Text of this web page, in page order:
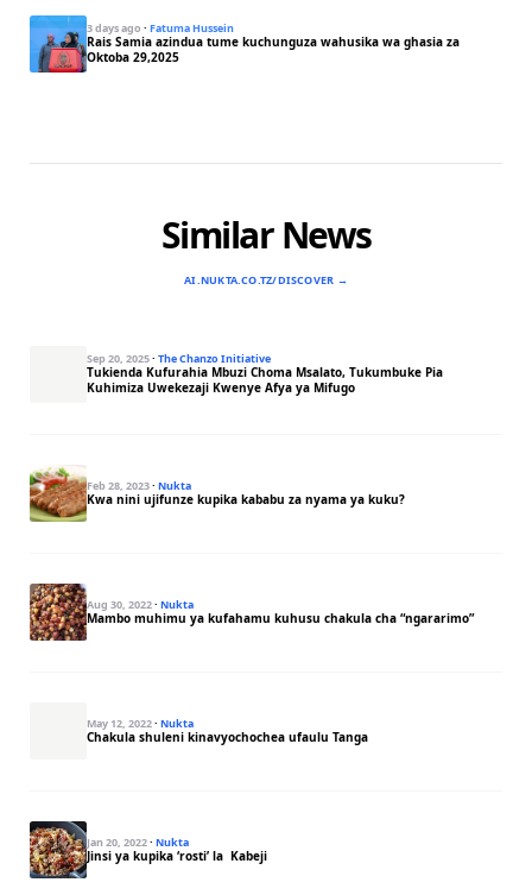
3 days ago · Fatuma Hussein
Rais Samia azindua tume kuchunguza wahusika wa ghasia za
Oktoba 29,2025
Similar News
AI.NUKTA.CO.TZ/DISCOVER →
Sep 20, 2025· The Chanzo Initiative
Tukienda Kufurahia Mbuzi Choma Msalato, Tukumbuke Pia
Kuhimiza Uwekezaji Kwenye Afya ya Mifugo
Feb 28, 2023· Nukta
Kwa nini ujifunze kupika kababu za nyama ya kuku?
Aug 30, 2022· Nukta
Mambo muhimu ya kufahamu kuhusu chakula cha “ngararimo”
May 12, 2022· Nukta
Chakula shuleni kinavyochochea ufaulu Tanga
Jan 20, 2022· Nukta
Jinsi ya kupika ‘rosti’ la Kabeji